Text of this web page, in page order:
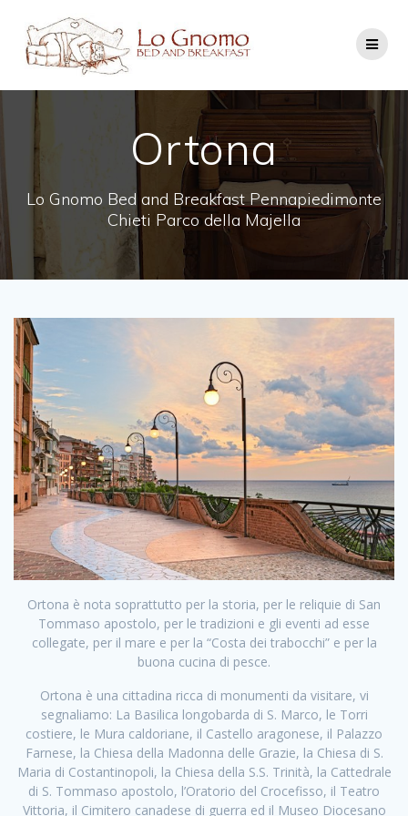
contenuto
Ortona
Lo Gnomo Bed and Breakfast Pennapiedimonte
Chieti Parco della Majella
Ortona è nota soprattutto per la storia, per le reliquie di San
Tommaso apostolo, per le tradizioni e gli eventi ad esse
collegate, per il mare e per la “Costa dei trabocchi” e per la
buona cucina di pesce.
Ortona è una cittadina ricca di monumenti da visitare, vi
segnaliamo: La Basilica longobarda di S. Marco, le Torri
costiere, le Mura caldoriane, il Castello aragonese, il Palazzo
Farnese, la Chiesa della Madonna delle Grazie, la Chiesa di S.
Maria di Costantinopoli, la Chiesa della S.S. Trinità, la Cattedrale
di S. Tommaso apostolo, l’Oratorio del Crocefisso, il Teatro
Vittoria, il Cimitero canadese di guerra ed il Museo Diocesano